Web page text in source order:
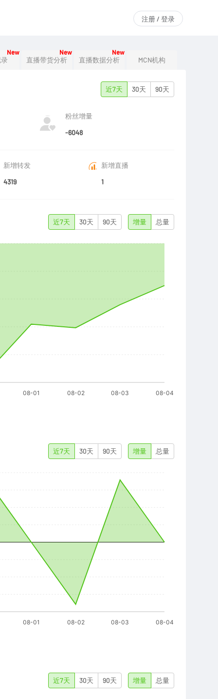
注册 / 登录
New
直播带货分析
New
直播数据分析
New
MCN机构
近7天 30天 90天
粉丝增量
-6048
新增转发
4319
新增直播
1
近7天 30天 90天 增量 总量
近7天 30天 90天 增量 总量
近7天 30天 90天 增量 总量